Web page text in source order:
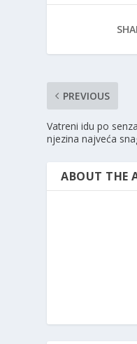
PREVIOUS
Vatreni idu po
njezina najveća
ABOUT THE